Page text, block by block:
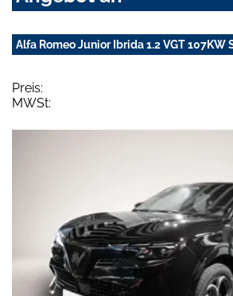
Alfa Romeo Junior Ibrida 1.2 VGT 107KW
Preis:
MWSt: